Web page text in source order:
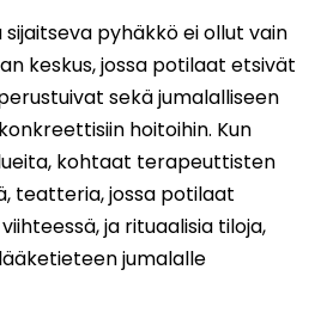
pyhäkkö ei ollut vain
keskus, jossa potilaat etsivät
sekä jumalalliseen
hoitoihin. Kun
kohtaat terapeuttisten
teatteria, jossa potilaat
ja rituaalisia tiloja,
jumalalle